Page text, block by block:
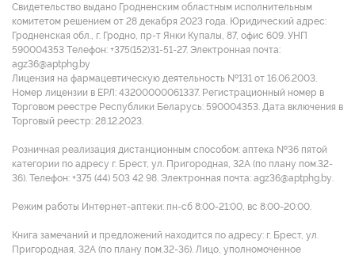
Свидетельство выдано Гродненским областным исполнительным
комитетом решением от 28 декабря 2023 года. Юридический адрес:
Гродненская обл., г. Гродно, пр-т Янки Купалы, 87, офис 609. УНП
590004353 Tелефон: +375(152)31-51-27. Электронная почта:
agz36@aptphg.by
Лицензия на фармацевтическую деятельность №131 от 16.06.2003.
Номер лицензии в ЕРЛ: 43200000061337. Регистрационный номер в
Торговом реестре Республики Беларусь: 590004353. Дата включения в
Торговый реестр: 28.12.2023.
Розничная реализация дистанционным способом: аптека №36 пятой
категории по адресу г. Брест, ул. Пригородная, 32А (по плану пом.32-
36). Телефон: +375 (44) 503 42 98. Электронная почта: agz36@aptphg.by.
Режим работы Интернет-аптеки: пн-сб 8:00-21:00, вс 8:00-20:00.
Книга замечаний и предложений находится по адресу: г. Брест, ул.
Пригородная, 32А (по плану пом.32-36). Лицо, уполномоченное